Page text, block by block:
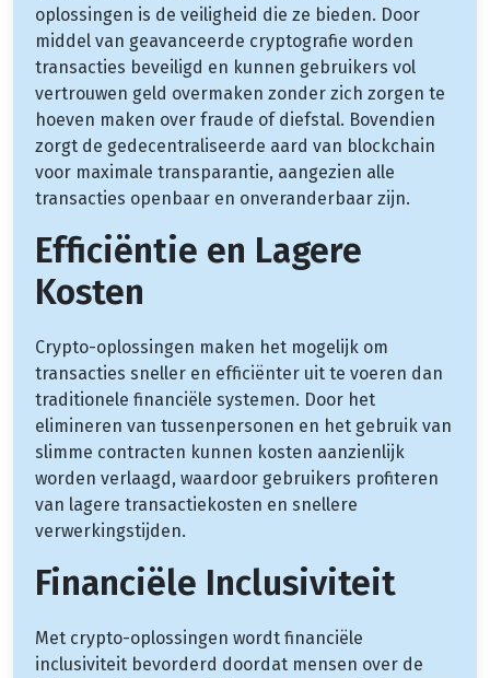
oplossingen is de veiligheid die ze bieden. Door
middel van geavanceerde cryptografie worden
transacties beveiligd en kunnen gebruikers vol
vertrouwen geld overmaken zonder zich zorgen te
hoeven maken over fraude of diefstal. Bovendien
zorgt de gedecentraliseerde aard van blockchain
voor maximale transparantie, aangezien alle
transacties openbaar en onveranderbaar zijn.
Efficiëntie en Lagere
Kosten
Crypto-oplossingen maken het mogelijk om
transacties sneller en efficiënter uit te voeren dan
traditionele financiële systemen. Door het
elimineren van tussenpersonen en het gebruik van
slimme contracten kunnen kosten aanzienlijk
worden verlaagd, waardoor gebruikers profiteren
van lagere transactiekosten en snellere
verwerkingstijden.
Financiële Inclusiviteit
Met crypto-oplossingen wordt financiële
inclusiviteit bevorderd doordat mensen over de